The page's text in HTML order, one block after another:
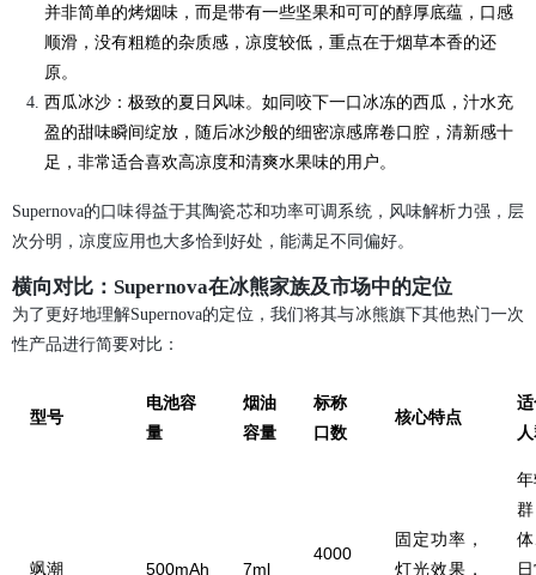
并非简单的烤烟味，而是带有一些坚果和可可的醇厚底蕴，口感
顺滑，没有粗糙的杂质感，凉度较低，重点在于烟草本香的还
原。
西瓜冰沙：极致的夏日风味。如同咬下一口冰冻的西瓜，汁水充
盈的甜味瞬间绽放，随后冰沙般的细密凉感席卷口腔，清新感十
足，非常适合喜欢高凉度和清爽水果味的用户。
Supernova的口味得益于其陶瓷芯和功率可调系统，风味解析力强，层
次分明，凉度应用也大多恰到好处，能满足不同偏好。
横向对比：Supernova在冰熊家族及市场中的定位
为了更好地理解Supernova的定位，我们将其与冰熊旗下其他热门一次
性产品进行简要对比：
型号
电池容
量
烟油
容量
标称
口数
核心特点
飒潮 500mAh 7ml
4000
固定功率，
灯光效果，
群